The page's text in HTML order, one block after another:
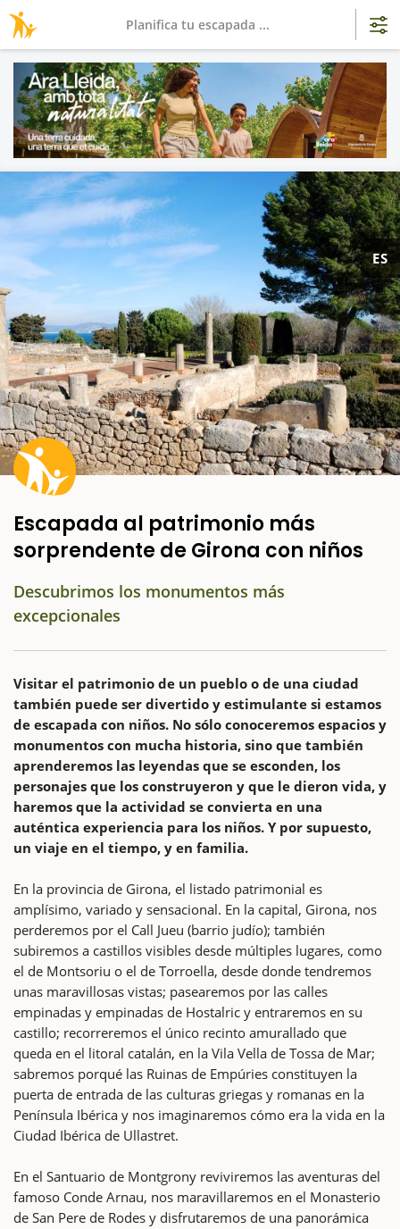
ES
Escapada al patrimonio más
sorprendente de Girona con niños
Descubrimos los monumentos más
excepcionales
Visitar el patrimonio de un pueblo o de una ciudad
también puede ser divertido y estimulante si estamos
de escapada con niños. No sólo conoceremos espacios y
monumentos con mucha historia, sino que también
aprenderemos las leyendas que se esconden, los
personajes que los construyeron y que le dieron vida, y
haremos que la actividad se convierta en una
auténtica experiencia para los niños. Y por supuesto,
un viaje en el tiempo, y en familia.
En la provincia de Girona, el listado patrimonial es
amplísimo, variado y sensacional. En la capital, Girona, nos
perderemos por el Call Jueu (barrio judío); también
subiremos a castillos visibles desde múltiples lugares, como
el de Montsoriu o el de Torroella, desde donde tendremos
unas maravillosas vistas; pasearemos por las calles
empinadas y empinadas de Hostalric y entraremos en su
castillo; recorreremos el único recinto amurallado que
queda en el litoral catalán, en la Vila Vella de Tossa de Mar;
sabremos porqué las Ruinas de Empúries constituyen la
puerta de entrada de las culturas griegas y romanas en la
Península Ibérica y nos imaginaremos cómo era la vida en la
Ciudad Ibérica de Ullastret.
En el Santuario de Montgrony reviviremos las aventuras del
famoso Conde Arnau, nos maravillaremos en el Monasterio
de San Pere de Rodes y disfrutaremos de una panorámica
Planifica tu escapada ...